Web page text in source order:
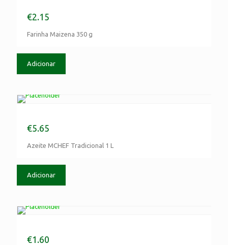
€2.15
Farinha Maizena 350 g
Adicionar
€5.65
Azeite MCHEF Tradicional 1 L
Adicionar
€1.60